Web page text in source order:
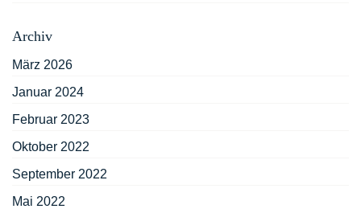
Archiv
März 2026
Januar 2024
Februar 2023
Oktober 2022
September 2022
Mai 2022